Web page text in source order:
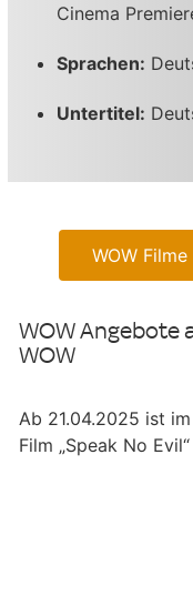
Cinema
Sprachen:
Untertitel:
WOW
WOW Angebote
WOW
Ab 21.04.2025 ist
Film „Speak No